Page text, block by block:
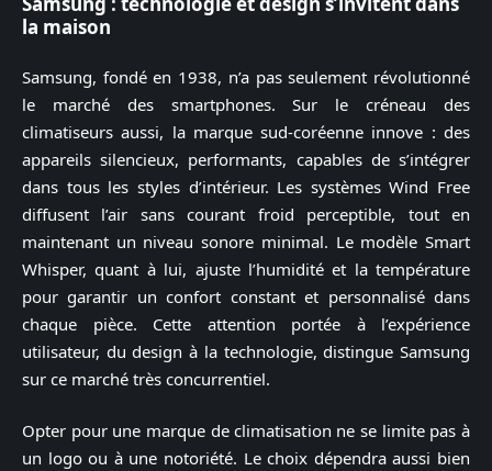
la maison
Samsung, fondé en 1938, n’a pas seulement révolutionné
le marché des smartphones. Sur le créneau des
climatiseurs aussi, la marque sud-coréenne innove : des
appareils silencieux, performants, capables de s’intégrer
dans tous les styles d’intérieur. Les systèmes Wind Free
diffusent l’air sans courant froid perceptible, tout en
maintenant un niveau sonore minimal. Le modèle Smart
Whisper, quant à lui, ajuste l’humidité et la température
pour garantir un confort constant et personnalisé dans
chaque pièce. Cette attention portée à l’expérience
utilisateur, du design à la technologie, distingue Samsung
sur ce marché très concurrentiel.
Opter pour une marque de climatisation ne se limite pas à
un logo ou à une notoriété. Le choix dépendra aussi bien